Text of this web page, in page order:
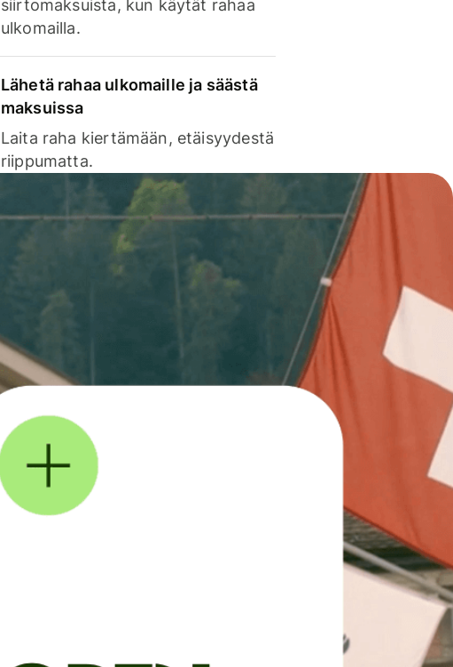
siirtomaksuista, kun käytät rahaa
ulkomailla.
Lähetä rahaa ulkomaille ja säästä
maksuissa
Laita raha kiertämään, etäisyydestä
riippumatta.